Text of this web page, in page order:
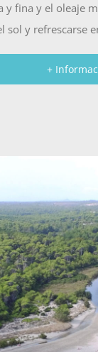
y fina y el oleaje
sol y refrescarse
+